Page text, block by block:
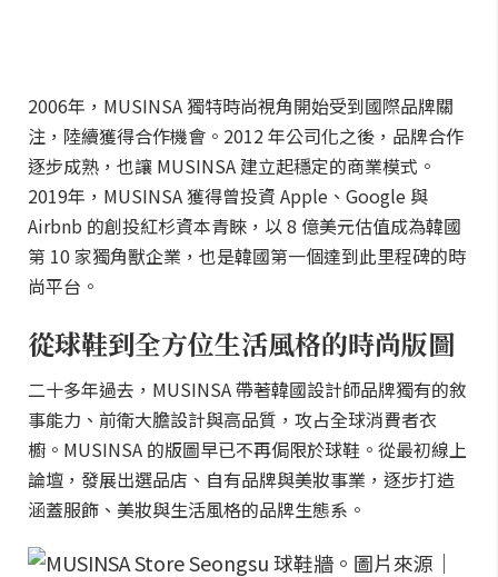
2006年，MUSINSA 獨特時尚視角開始受到國際品牌關
注，陸續獲得合作機會。2012 年公司化之後，品牌合作
逐步成熟，也讓 MUSINSA 建立起穩定的商業模式。
2019年，MUSINSA 獲得曾投資 Apple、Google 與
Airbnb 的創投紅杉資本青睞，以 8 億美元估值成為韓國
第 10 家獨角獸企業，也是韓國第一個達到此里程碑的時
尚平台。
從球鞋到全方位生活風格的時尚版圖
二十多年過去，MUSINSA 帶著韓國設計師品牌獨有的敘
事能力、前衛大膽設計與高品質，攻占全球消費者衣
櫥。MUSINSA 的版圖早已不再侷限於球鞋。從最初線上
論壇，發展出選品店、自有品牌與美妝事業，逐步打造
涵蓋服飾、美妝與生活風格的品牌生態系。